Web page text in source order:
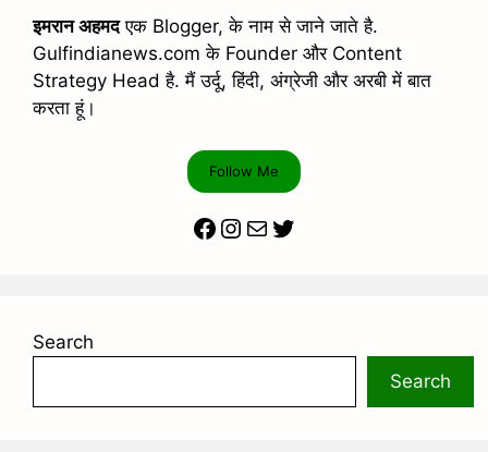
इमरान अहमदएक Blogger, के नाम से जाने जाते है.
Gulfindianews.com के Founder और Content
Strategy Head है. मैं उर्दू, हिंदी, अंग्रेजी और अरबी में बात
करता हूं।
Follow Me
Facebook
Instagram
MailTwitter
Search
Search